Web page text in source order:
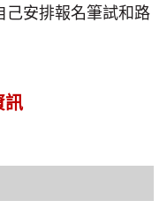
己安排報名筆試和路
訊